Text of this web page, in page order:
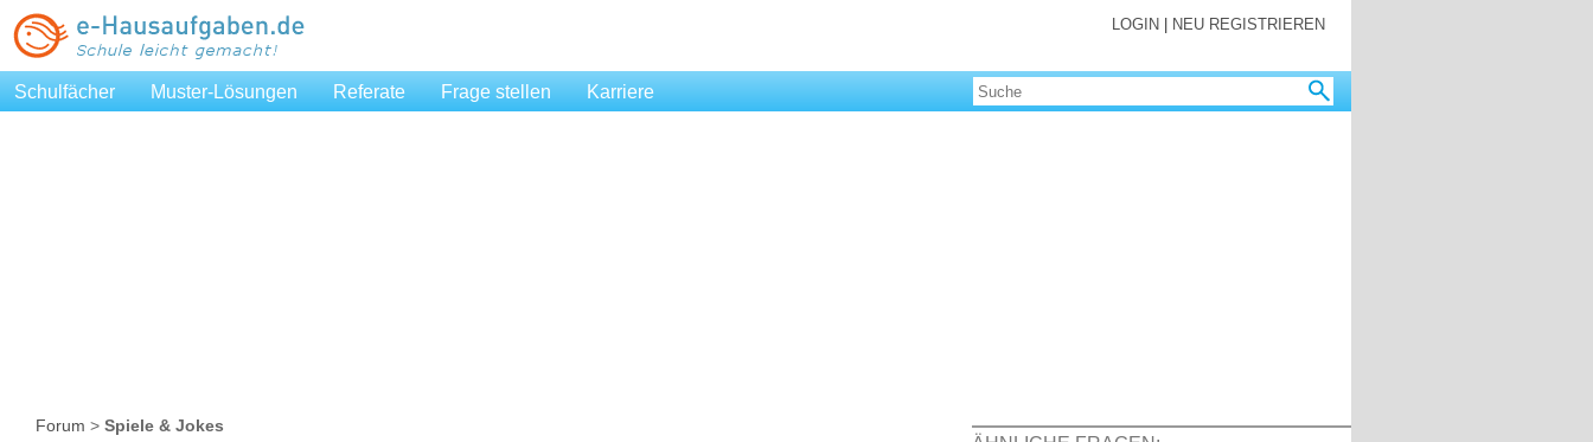
LOGIN NEU REGISTRIEREN
Schulfächer Muster-Lösungen Referate Frage stellen Karriere
Forum > Spiele & Jokes